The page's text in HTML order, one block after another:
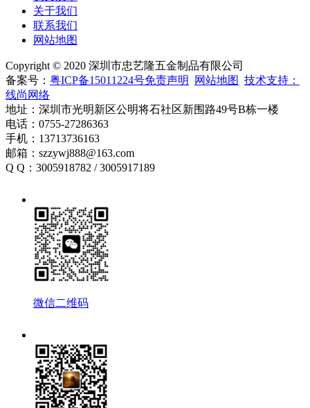
关于我们
联系我们
网站地图
Copyright © 2020 深圳市忠艺隆五金制品有限公司
备案号： 粤ICP备15011224号免责声明 网站地图 技术支持：
线尚网络
地址：深圳市光明新区公明将石社区新围路49号B栋一楼
电话：0755-27286363
手机：13713736163
邮箱：szzywj888@163.com
Q Q：3005918782 / 3005917189
微信二维码